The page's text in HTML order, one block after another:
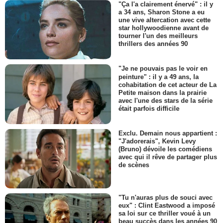
"Ça l'a clairement énervé" : il y
a 34 ans, Sharon Stone a eu
une vive altercation avec cette
star hollywoodienne avant de
tourner l'un des meilleurs
thrillers des années 90
"Je ne pouvais pas le voir en
peinture" : il y a 49 ans, la
cohabitation de cet acteur de La
Petite maison dans la prairie
avec l'une des stars de la série
était parfois difficile
Exclu. Demain nous appartient :
"J'adorerais", Kevin Levy
(Bruno) dévoile les comédiens
avec qui il rêve de partager plus
de scènes
"Tu n'auras plus de souci avec
eux" : Clint Eastwood a imposé
sa loi sur ce thriller voué à un
beau succès dans les années 90